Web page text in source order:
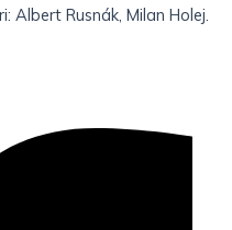
Albert Rusnák, Milan Holej.